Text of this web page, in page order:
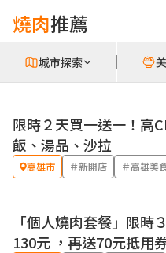
燒肉推薦
城市探索
優惠
限時２天買一送一！高
飯、湯品、沙拉
高雄市 ＃新開店 ＃高雄美
優惠
「個人燒肉套餐」限時
130元 ，再送70元抵用